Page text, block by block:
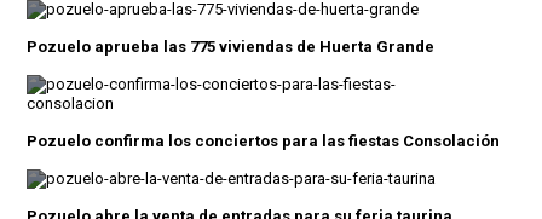
Pozuelo aprueba las 775 viviendas de Huerta Grande
Pozuelo confirma los conciertos para las fiestas Consolación